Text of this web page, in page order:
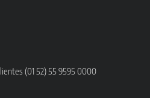
(01 52) 55 9595 0000